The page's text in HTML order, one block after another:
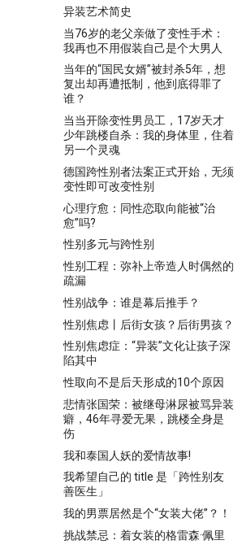
异装艺术简史
当76岁的老父亲做了变性手术：
我再也不用假装自己是个大男人
当年的“国民女婿”被封杀5年，想
复出却再遭抵制，他到底得罪了
谁？
当当开除变性男员工，17岁天才
少年跳楼自杀：我的身体里，住着
另一个灵魂
德国跨性别者法案正式开始，无须
变性即可改变性别
心理疗愈：同性恋取向能被“治
愈”吗?
性别多元与跨性别
性别工程：弥补上帝造人时偶然的
疏漏
性别战争：谁是幕后推手？
性别焦虑丨后街女孩？后街男孩？
性别焦虑症：“异装”文化让孩子深
陷其中
性取向不是后天形成的10个原因
悲情张国荣：被继母淋尿被骂异装
癖，46年寻爱无果，跳楼全身是
伤
我和泰国人妖的爱情故事!
我希望自己的 title 是「跨性别友
善医生」
我的男票居然是个“女装大佬”？！
挑战禁忌：着女装的格雷森·佩里